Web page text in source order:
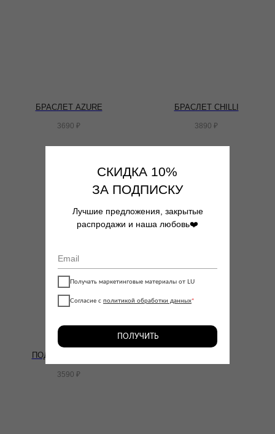
БРАСЛЕТ AZURE
3690 ₽
БРАСЛЕТ CHILLI
3890 ₽
ПОДВЕСКА STORY
3590 ₽
СКИДКА 10%
ЗА ПОДПИСКУ
Лучшие предложения, закрытые
распродажи и наша любовь❤️
Получать маркетинговые материалы от LU
Согласие с политикой обработки данных*
ПОЛУЧИТЬ